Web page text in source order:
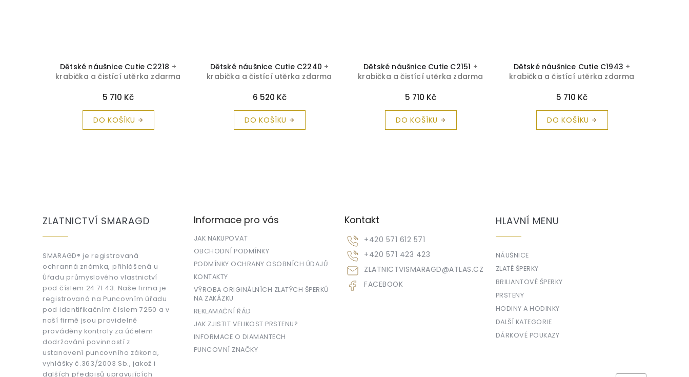
Dětské náušnice Cutie C2218 +
krabička a čistící utěrka zdarma
5 710 Kč
DO KOŠÍKU
Dětské náušnice Cutie C2240 +
krabička a čistící utěrka zdarma
6 520 Kč
DO KOŠÍKU
Dětské náušnice Cutie C2151 +
krabička a čistící utěrka zdarma
5 710 Kč
DO KOŠÍKU
Dětské náušnice Cutie C1943 +
krabička a čistící utěrka zdarma
5 710 Kč
DO KOŠÍKU
ZLATNICTVÍ SMARAGD
SMARAGD® je registrovaná
ochranná známka, přihlášená u
Úřadu průmyslového vlastnictví
pod číslem 24 71 43. Naše firma je
registrovaná na Puncovním úřadu
pod identifikačním číslem 7250 a v
naší firmě jsou pravidelně
prováděny kontroly za účelem
dodržování povinností z
ustanovení puncovního zákona,
vyhlášky č.363/2003 Sb., jakož i
dalších předpisů upravujících
Informace pro vás
JAK NAKUPOVAT
OBCHODNÍ PODMÍNKY
PODMÍNKY OCHRANY OSOBNÍCH ÚDAJŮ
KONTAKTY
VÝROBA ORIGINÁLNÍCH ZLATÝCH ŠPERKŮ
NA ZAKÁZKU
REKLAMAČNÍ ŘÁD
JAK ZJISTIT VELIKOST PRSTENU?
INFORMACE O DIAMANTECH
PUNCOVNÍ ZNAČKY
Kontakt
ZLATNICTVISMARAGD@ATLAS.CZ
+420 571 612 571
+420 571 423 423
FACEBOOK
HLAVNÍ MENU
NÁUŠNICE
ZLATÉ ŠPERKY
BRILIANTOVÉ ŠPERKY
PRSTENY
HODINY A HODINKY
DALŠÍ KATEGORIE
DÁRKOVÉ POUKAZY